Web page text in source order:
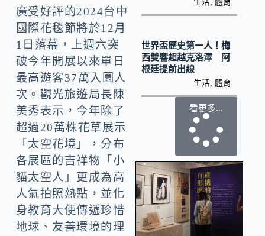
廣受好評的2024台中
國際花毯節將於12月
1日落幕，上週六突
破今年開展以來單日
最高遊客37萬入園人
次。觀光旅遊局長陳
美秀表示，今年除了
超過20萬株花草展示
「太空花境」，分布
各展區的吉祥物「小
貓太空人」更成為高
人氣拍照熱點，並化
身教育大使傳遞珍惜
地球、友善環境的理
生活 ,體育
世界盃歷史第一人！梅
西雙響超越克洛澤 阿
根廷提前出線
生活 ,體育
看更多...